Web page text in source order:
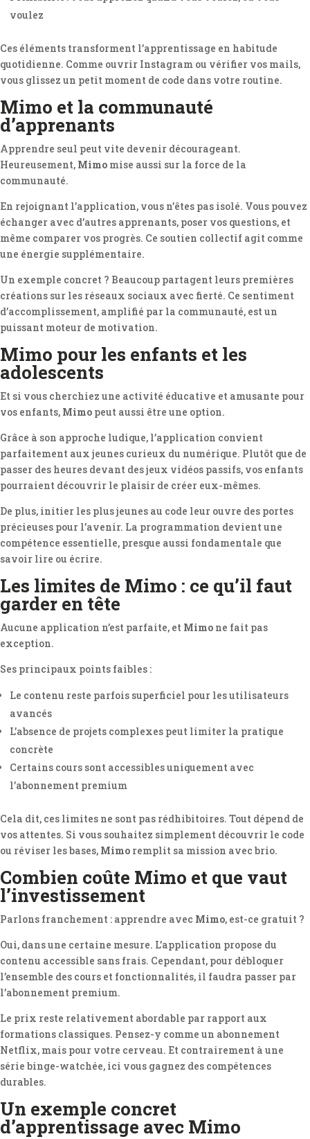
voulez
Ces éléments transforment l’apprentissage en habitude
quotidienne. Comme ouvrir Instagram ou vérifier vos mails,
vous glissez un petit moment de code dans votre routine.
Mimo et la communauté
d’apprenants
Apprendre seul peut vite devenir décourageant.
Heureusement, Mimo mise aussi sur la force de la
communauté.
En rejoignant l’application, vous n’êtes pas isolé. Vous pouvez
échanger avec d’autres apprenants, poser vos questions, et
même comparer vos progrès. Ce soutien collectif agit comme
une énergie supplémentaire.
Un exemple concret ? Beaucoup partagent leurs premières
créations sur les réseaux sociaux avec fierté. Ce sentiment
d’accomplissement, amplifié par la communauté, est un
puissant moteur de motivation.
Mimo pour les enfants et les
adolescents
Et si vous cherchiez une activité éducative et amusante pour
vos enfants, Mimo peut aussi être une option.
Grâce à son approche ludique, l’application convient
parfaitement aux jeunes curieux du numérique. Plutôt que de
passer des heures devant des jeux vidéos passifs, vos enfants
pourraient découvrir le plaisir de créer eux-mêmes.
De plus, initier les plus jeunes au code leur ouvre des portes
précieuses pour l’avenir. La programmation devient une
compétence essentielle, presque aussi fondamentale que
savoir lire ou écrire.
Les limites de Mimo : ce qu’il faut
garder en tête
Aucune application n’est parfaite, et Mimo ne fait pas
exception.
Ses principaux points faibles :
Le contenu reste parfois superficiel pour les utilisateurs
avancés
L’absence de projets complexes peut limiter la pratique
concrète
Certains cours sont accessibles uniquement avec
l’abonnement premium
Cela dit, ces limites ne sont pas rédhibitoires. Tout dépend de
vos attentes. Si vous souhaitez simplement découvrir le code
ou réviser les bases, Mimo remplit sa mission avec brio.
Combien coûte Mimo et que vaut
l’investissement
Parlons franchement : apprendre avec Mimo, est-ce gratuit ?
Oui, dans une certaine mesure. L’application propose du
contenu accessible sans frais. Cependant, pour débloquer
l’ensemble des cours et fonctionnalités, il faudra passer par
l’abonnement premium.
Le prix reste relativement abordable par rapport aux
formations classiques. Pensez-y comme un abonnement
Netflix, mais pour votre cerveau. Et contrairement à une
série binge-watchée, ici vous gagnez des compétences
durables.
Un exemple concret
d’apprentissage avec Mimo